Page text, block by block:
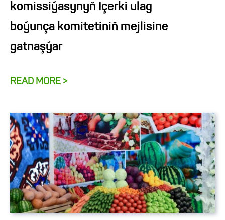
komissiýasynyň Içerki ulag
boýunça komitetiniň mejlisine
gatnaşýar
READ MORE >